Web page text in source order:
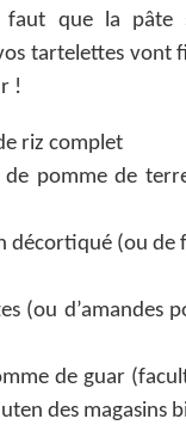
que la pâte
tartelettes vont
!
riz complet
pomme de
décortiqué (ou de
(ou d’amandes
de guar
des magasins